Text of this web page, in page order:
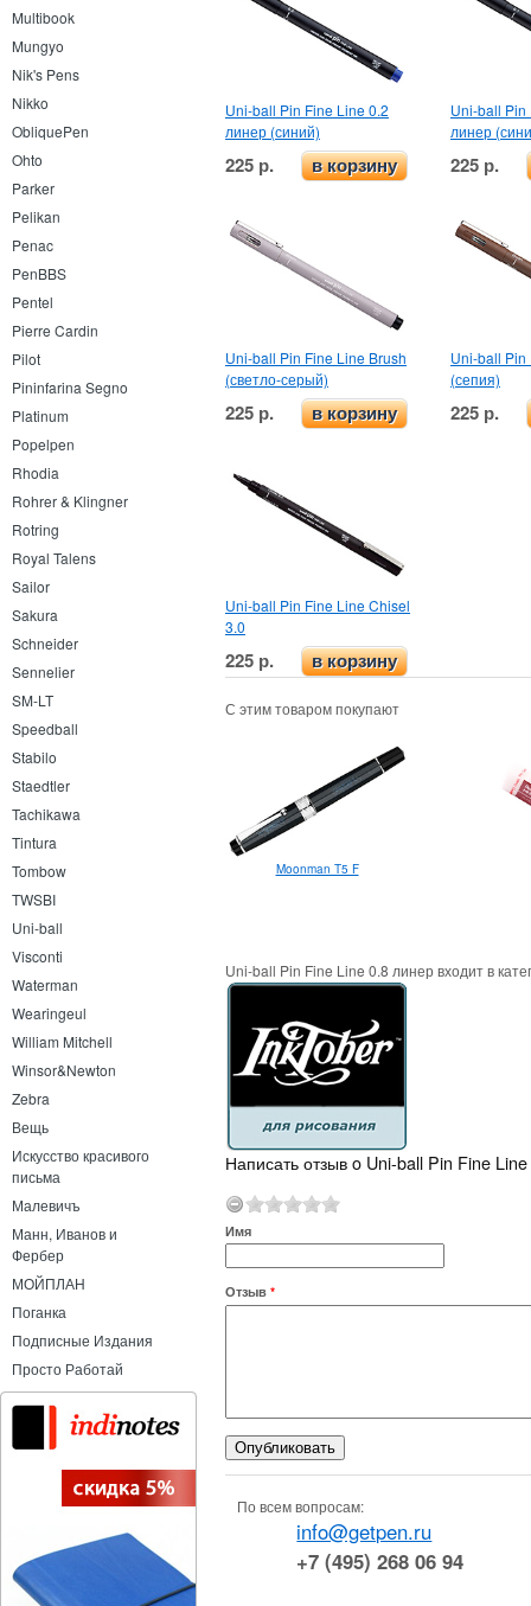
Multibook
Mungyo
Nik's Pens
Nikko
ObliquePen
Ohto
Parker
Pelikan
Penac
PenBBS
Pentel
Pierre Cardin
Pilot
Pininfarina Segno
Platinum
Popelpen
Rhodia
Rohrer & Klingner
Rotring
Royal Talens
Sailor
Sakura
Schneider
Sennelier
SM-LT
Speedball
Stabilo
Staedtler
Tachikawa
Tintura
Tombow
TWSBI
Uni-ball
Visconti
Waterman
Wearingeul
William Mitchell
Winsor&Newton
Zebra
Вещь
Искусство красивого
письма
Малевичъ
Манн, Иванов и
Фербер
МОЙПЛАН
Поганка
Подписные Издания
Просто Работай
Uni-ball Pin Fine Line 0.2
линер (синий)
225 р. в корзину
Uni-ball Pin
линер
225 р.
Uni-ball Pin Fine Line Brush
(светло-серый)
225 р. в корзину
Uni-ball Pin
(сепия)
225 р.
Uni-ball Pin Fine Line Chisel
3.0
225 р. в корзину
С этим товаром покупают
Moonman T5 F
Uni-ball Pin Fine Line 0.8 линер входит в
Написать отзыв o Uni-ball Pin Fine
Имя
Отзыв *
По всем вопросам:
info@getpen.ru
+7 (495) 268 06 94